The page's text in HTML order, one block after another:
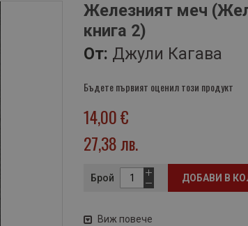
Железният меч
книга 2)
От: Джули Кагава
Бъдете първият оценил този продукт
14,00 €
27,38 лв.
Брой ДОБАВИ В
Виж повече